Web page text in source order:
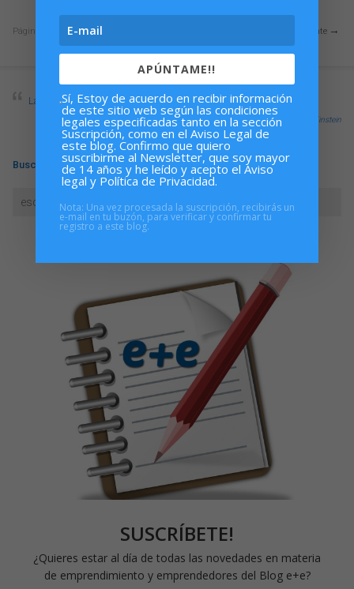
Página 31 Siguiente
La imaginación es más importante que el conocimiento
Albert Einstein
Buscar
SUSCRÍBETE!
¿Quieres estar al día de todas las novedades en materia
de emprendimiento y emprendedores del Blog e+e?
APÚNTAME!!
Sí, Estoy de acuerdo en recibir información
de este sitio web según las condiciones
legales especificadas tanto en la sección
Suscripción, como en el Aviso Legal de
este blog. Confirmo que quiero
suscribirme al Newsletter, que soy mayor
de 14 años y he leído y acepto el Aviso
legal y Política de Privacidad.
Nota: Una vez procesada la suscripción, recibirás un
e-mail en tu buzón, para verificar y confirmar tu
registro a este blog.